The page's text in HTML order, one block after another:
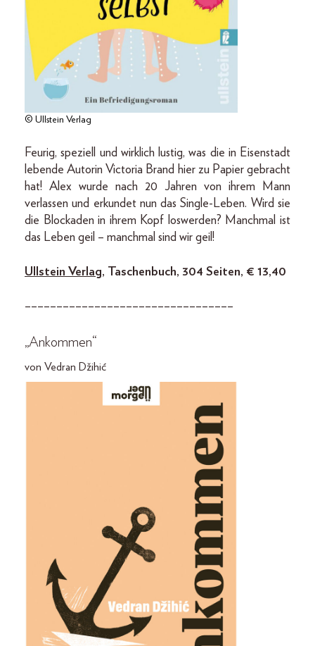
© Ullstein Verlag
Feurig, speziell und wirklich lustig, was die in Eisenstadt
lebende Autorin Victoria Brand hier zu Papier gebracht
hat! Alex wurde nach 20 Jahren von ihrem Mann
verlassen und erkundet nun das Single-Leben. Wird sie
die Blockaden in ihrem Kopf loswerden? Manchmal ist
das Leben geil – manchmal sind wir geil!
Ullstein Verlag, Taschenbuch, 304 Seiten, € 13,40
–––––––––––––––––––––––––––––––––
„Ankommen“
von Vedran Džihić